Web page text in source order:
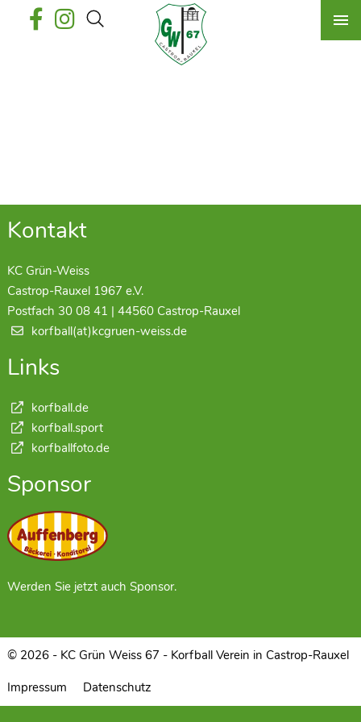
Kontakt
KC Grün-Weiss
Castrop-Rauxel 1967 e.V.
Postfach 30 08 41 | 44560 Castrop-Rauxel
korfball(at)kcgruen-weiss.de
Links
korfball.de
korfball.sport
korfballfoto.de
Sponsor
Werden Sie jetzt auch Sponsor.
© 2026 - KC Grün Weiss 67 - Korfball Verein in Castrop-Rauxel
Impressum
Datenschutz